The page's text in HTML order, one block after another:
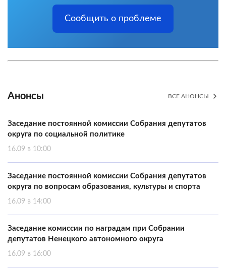
Сообщить о проблеме
Анонсы ВСЕ АНОНСЫ
Заседание постоянной комиссии Собрания депутатов
округа по социальной политике
16.09 в 10:00
Заседание постоянной комиссии Собрания депутатов
округа по вопросам образования, культуры и спорта
16.09 в 14:00
Заседание комиссии по наградам при Собрании
депутатов Ненецкого автономного округа
16.09 в 16:00